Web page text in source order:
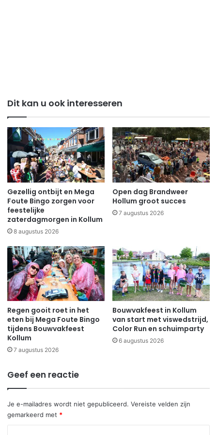
Dit kan u ook interesseren
Gezellig ontbijt en Mega
Foute Bingo zorgen voor
feestelijke
zaterdagmorgen in Kollum
8 augustus 2026
Open dag Brandweer
Hollum groot succes
7 augustus 2026
Regen gooit roet in het
eten bij Mega Foute Bingo
tijdens Bouwvakfeest
Kollum
7 augustus 2026
Bouwvakfeest in Kollum
van start met viswedstrijd,
Color Run en schuimparty
6 augustus 2026
Geef een reactie
Je e-mailadres wordt niet gepubliceerd. Vereiste velden zijn
gemarkeerd met *